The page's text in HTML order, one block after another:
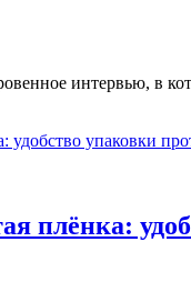
интервью, в
плёнка: